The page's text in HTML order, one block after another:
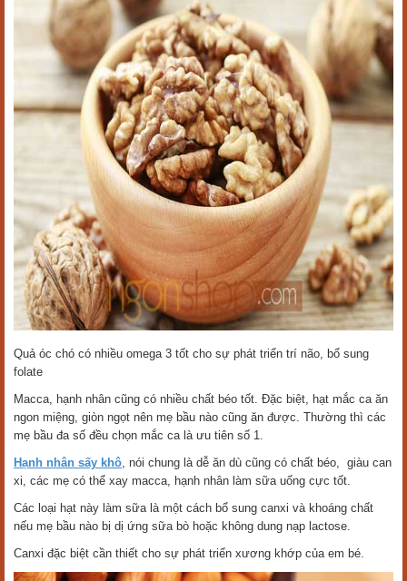
Quả óc chó có nhiều omega 3 tốt cho sự phát triển trí não, bổ sung
folate
Macca, hạnh nhân cũng có nhiều chất béo tốt. Đặc biệt, hạt mắc ca ăn
ngon miệng, giòn ngọt nên mẹ bầu nào cũng ăn được. Thường thì các
mẹ bầu đa số đều chọn mắc ca là ưu tiên số 1.
Hạnh nhân sấy khô, nói chung là dễ ăn dù cũng có chất béo, giàu can
xi, các mẹ có thể xay macca, hạnh nhân làm sữa uống cực tốt.
Các loại hạt này làm sữa là một cách bổ sung canxi và khoáng chất
nếu mẹ bầu nào bị dị ứng sữa bò hoặc không dung nạp lactose.
Canxi đặc biệt cần thiết cho sự phát triển xương khớp của em bé.